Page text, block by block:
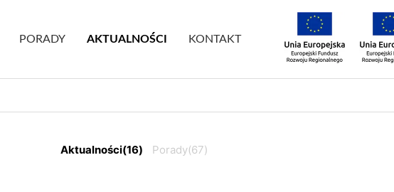
PORADY AKTUALNOŚCI KONTAKT
Aktualności(16) Porady(67)